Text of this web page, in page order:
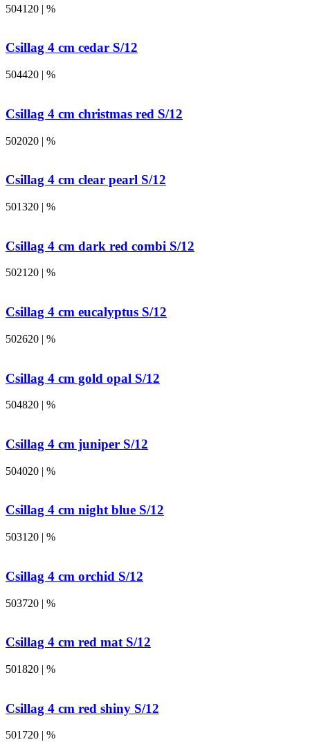
504120 | %
Csillag 4 cm cedar S/12
504420 | %
Csillag 4 cm christmas red S/12
502020 | %
Csillag 4 cm clear pearl S/12
501320 | %
Csillag 4 cm dark red combi S/12
502120 | %
Csillag 4 cm eucalyptus S/12
502620 | %
Csillag 4 cm gold opal S/12
504820 | %
Csillag 4 cm juniper S/12
504020 | %
Csillag 4 cm night blue S/12
503120 | %
Csillag 4 cm orchid S/12
503720 | %
Csillag 4 cm red mat S/12
501820 | %
Csillag 4 cm red shiny S/12
501720 | %